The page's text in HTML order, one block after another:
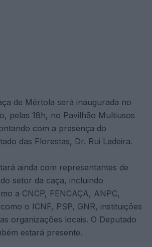
de Mértola será inaugurada no
pelas 18h, no Pavilhão Multiusos
com a presença do
das Florestas, Dr. Rui Ladeira.
ainda com representantes de
setor da caça, incluindo
a CNCP, FENCAÇA, ANPC,
o ICNF, PSP, GNR, instituições
organizações locais. O Deputado
estará presente.